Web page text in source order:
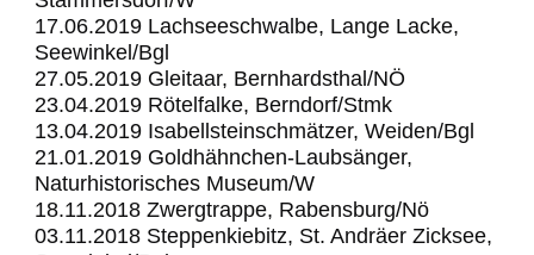
17.06.2019 Lachseeschwalbe, Lange Lacke,
Seewinkel/Bgl
27.05.2019 Gleitaar, Bernhardsthal/NÖ
23.04.2019 Rötelfalke, Berndorf/Stmk
13.04.2019 Isabellsteinschmätzer, Weiden/Bgl
21.01.2019 Goldhähnchen-Laubsänger,
Naturhistorisches Museum/W
18.11.2018 Zwergtrappe, Rabensburg/Nö
03.11.2018 Steppenkiebitz, St. Andräer Zicksee,